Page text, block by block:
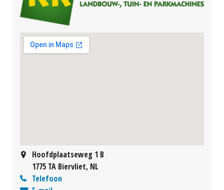
Hoofdplaatseweg 1 B
1775 TA Biervliet, NL
Telefoon